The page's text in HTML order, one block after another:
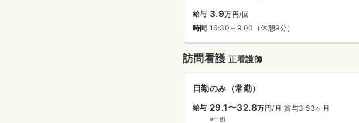
給与 3.9万円/回
時間 16:30～9:00 （休憩9分）
訪問看護正看護師
日勤のみ（常勤）
給与 29.1〜32.8万円/月 賞与3.53ヶ月
※一例